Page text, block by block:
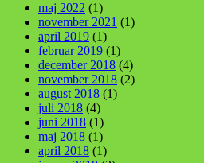
maj 2022 (1)
november 2021 (1)
april 2019 (1)
februar 2019 (1)
december 2018 (4)
november 2018 (2)
august 2018 (1)
juli 2018 (4)
juni 2018 (1)
maj 2018 (1)
april 2018 (1)